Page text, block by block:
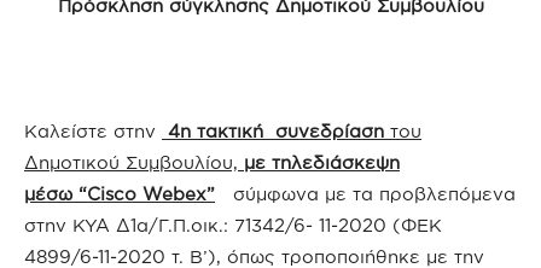
Πρόσκληση σύγκλησης Δημοτικού Συμβουλίου
Καλείστε στην 4η τακτική συνεδρίαση του
Δημοτικού Συμβουλίου, με τηλεδιάσκεψη
μέσω “Cisco Webex” σύμφωνα με τα προβλεπόμενα
στην ΚΥΑ Δ1α/Γ.Π.οικ.: 71342/6- 11-2020 (ΦΕΚ
4899/6-11-2020 τ. Β’), όπως τροποποιήθηκε με την